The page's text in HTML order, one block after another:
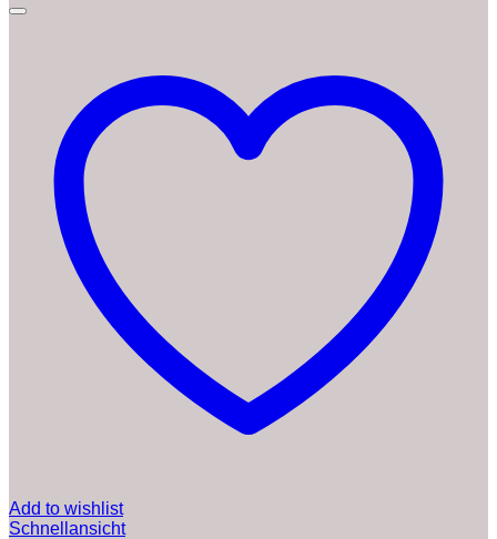
Add to wishlist
Schnellansicht